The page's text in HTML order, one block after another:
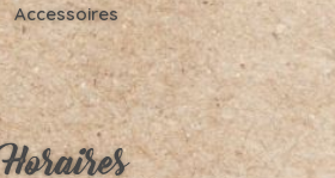
Accessoires
Horaires